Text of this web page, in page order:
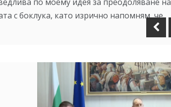
с боклука, като изрично напомням, че